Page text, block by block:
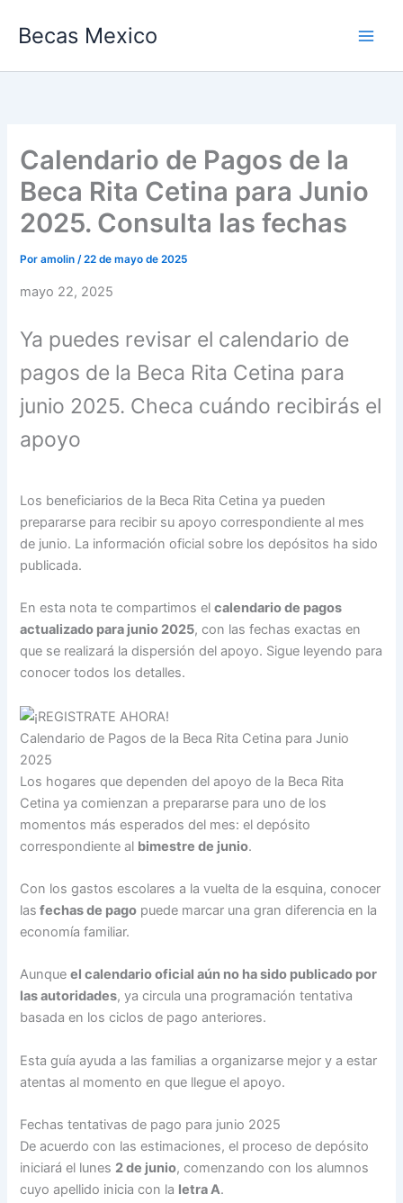
Becas Mexico
Calendario de Pagos de la
Beca Rita Cetina para Junio
2025. Consulta las fechas
Poramolin/22 de mayo de 2025
mayo 22, 2025
Ya puedes revisar el calendario de
pagos de la Beca Rita Cetina para
junio 2025. Checa cuándo recibirás el
apoyo
Los beneficiarios de la Beca Rita Cetina ya pueden
prepararse para recibir su apoyo correspondiente al mes
de junio. La información oficial sobre los depósitos ha sido
publicada.
En esta nota te compartimos elcalendario de pagos
actualizado para junio 2025, con las fechas exactas en
que se realizará la dispersión del apoyo. Sigue leyendo para
conocer todos los detalles.
Calendario de Pagos de la Beca Rita Cetina para Junio
2025
Los hogares que dependen del apoyo de la Beca Rita
Cetina ya comienzan a prepararse para uno de los
momentos más esperados del mes: el depósito
correspondiente al bimestre de junio.
Con los gastos escolares a la vuelta de la esquina, conocer
las fechas de pago puede marcar una gran diferencia en la
economía familiar.
Aunqueel calendario oficial aún no ha sido publicado por
las autoridades, ya circula una programación tentativa
basada en los ciclos de pago anteriores.
Esta guía ayuda a las familias a organizarse mejor y a estar
atentas al momento en que llegue el apoyo.
Fechas tentativas de pago para junio 2025
De acuerdo con las estimaciones, el proceso de depósito
iniciará el lunes 2 de junio, comenzando con los alumnos
cuyo apellido inicia con la letra A.